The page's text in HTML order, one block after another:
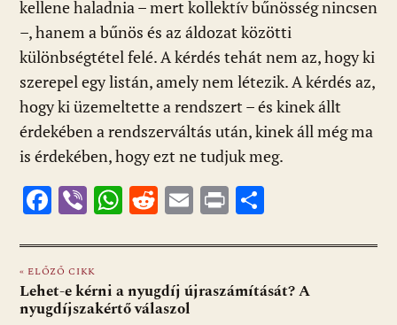
kellene haladnia – mert kollektív bűnösség nincsen
–, hanem a bűnös és az áldozat közötti
különbségtétel felé. A kérdés tehát nem az, hogy ki
szerepel egy listán, amely nem létezik. A kérdés az,
hogy ki üzemeltette a rendszert – és kinek állt
érdekében a rendszerváltás után, kinek áll még ma
is érdekében, hogy ezt ne tudjuk meg.
F
e
b
o
Vi
er
W
at
s
A
R
d
di
t
E
ai
l
Pr
t za
m
« ELŐZŐ CIKK
Lehet-e kérni a nyugdíj újraszámítását? A
nyugdíjszakértő válaszol